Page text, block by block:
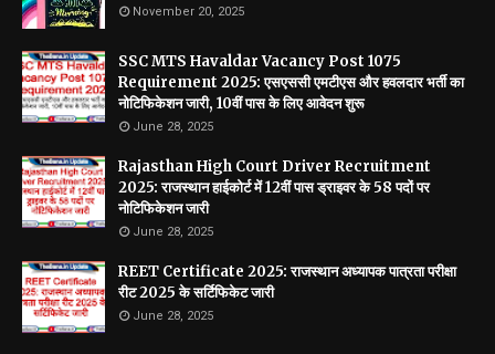
November 20, 2025
SSC MTS Havaldar Vacancy Post 1075
Requirement 2025: एसएससी एमटीएस और हवलदार भर्ती का
नोटिफिकेशन जारी, 10वीं पास के लिए आवेदन शुरू
June 28, 2025
Rajasthan High Court Driver Recruitment
2025: राजस्थान हाईकोर्ट में 12वीं पास ड्राइवर के 58 पदों पर
नोटिफिकेशन जारी
June 28, 2025
REET Certificate 2025: राजस्थान अध्यापक पात्रता परीक्षा
रीट 2025 के सर्टिफिकेट जारी
June 28, 2025